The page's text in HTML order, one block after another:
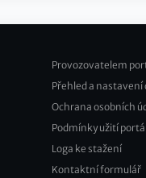
Footer
2
Provozovatelem
Přehled a nastavení
Ochrana osobních
Podmínky užití
Loga ke stažení
Kontaktní formulář